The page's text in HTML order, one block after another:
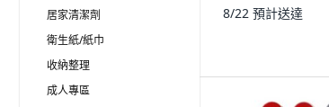
居家清潔劑
衛生紙/紙巾
收納整理
成人專區
8/22 預計送達